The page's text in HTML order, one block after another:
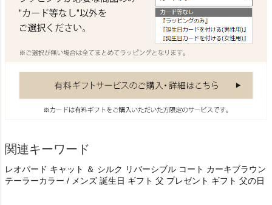
関連キーワード
レオパード キャット ＆ シルク リバーシブル コート カーキブラウン
テーラーカラー / メンズ 誕生日 ギフト 父 プレゼント ギフト 父の日